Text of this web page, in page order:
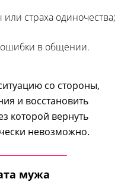
или страха одиночества;
в общении.
со стороны,
и восстановить
которой вернуть
невозможно.
мужа